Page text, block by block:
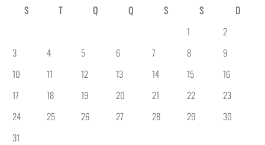
S
T Q Q S S
D
1
2
3
4 5 6 7 8
9
10
11 12 13 14 15
16
17
18 19 20 21 22
23
24
25 26 27 28 29
30
31